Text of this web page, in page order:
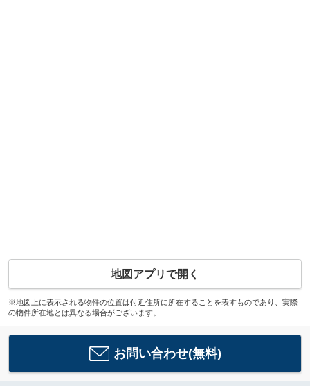
地図アプリで開く
※地図上に表示される物件の位置は付近住所に所在することを表すものであり、実際
の物件所在地とは異なる場合がございます。
お問い合わせ(無料)